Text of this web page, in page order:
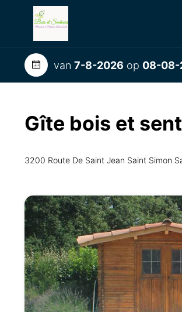
van 7-8-2026 op 08-08-
Gîte bois et
3200 Route De Saint Jean Saint Simon